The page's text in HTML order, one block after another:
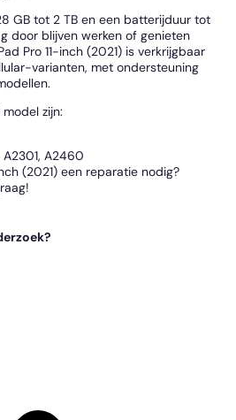
GB tot 2 TB en een batterijduur tot
door blijven werken of genieten
Pro 11-inch (2021) is verkrijgbaar
varianten, met ondersteuning
zijn:
A2460
(2021) een reparatie nodig?